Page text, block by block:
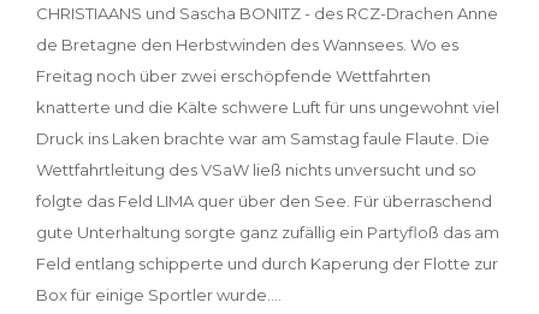
CHRISTIAANS und Sascha BONITZ - des RCZ-Drachen Anne
de Bretagne den Herbstwinden des Wannsees. Wo es
Freitag noch über zwei erschöpfende Wettfahrten
knatterte und die Kälte schwere Luft für uns ungewohnt viel
Druck ins Laken brachte war am Samstag faule Flaute. Die
Wettfahrtleitung des VSaW ließ nichts unversucht und so
folgte das Feld LIMA quer über den See. Für überraschend
gute Unterhaltung sorgte ganz zufällig ein Partyfloß das am
Feld entlang schipperte und durch Kaperung der Flotte zur
Box für einige Sportler wurde.…